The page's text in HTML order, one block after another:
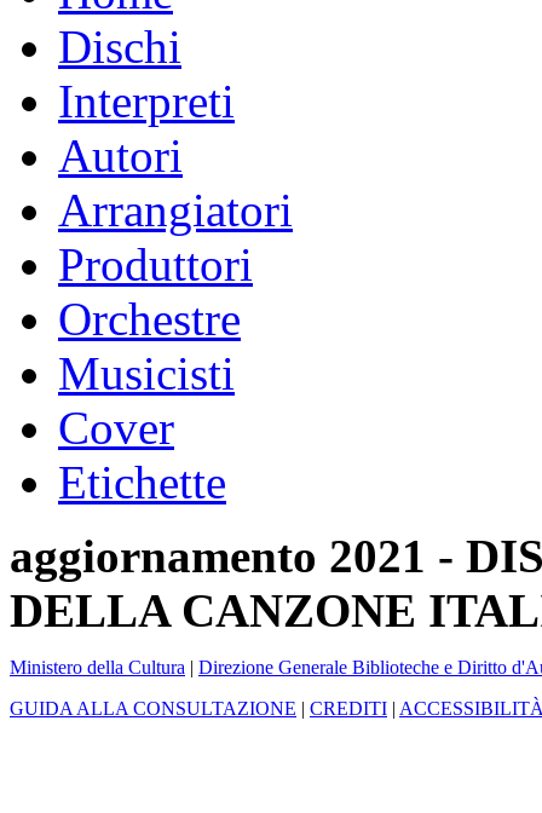
Dischi
Interpreti
Autori
Arrangiatori
Produttori
Orchestre
Musicisti
Cover
Etichette
aggiornamento 2021 -
DELLA CANZONE
Ministero della Cultura | Direzione Generale Biblioteche e Diritto
GUIDA ALLA CONSULTAZIONE | CREDITI |